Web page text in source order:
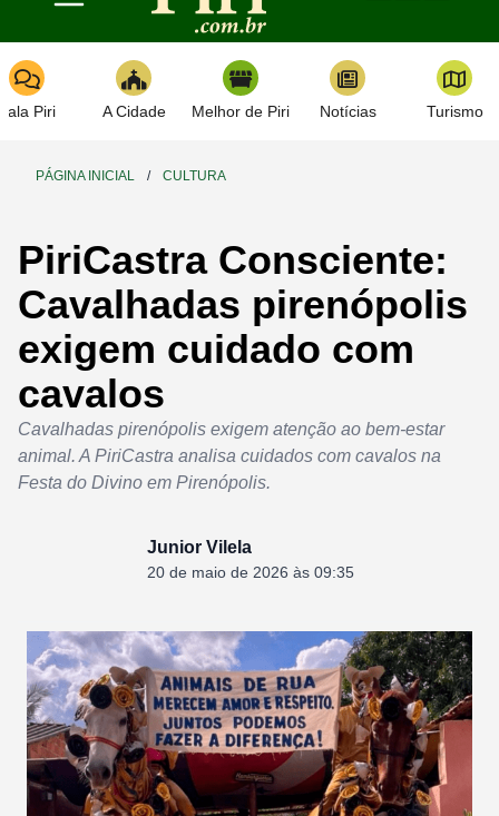
Toggle navigation
Piri A Cidade Melhor de Piri Notícias Turismo
PÁGINA INICIAL / CULTURA
PiriCastra Consciente:
Cavalhadas pirenópolis
exigem cuidado com
cavalos
Cavalhadas pirenópolis exigem atenção ao bem-estar
animal. A PiriCastra analisa cuidados com cavalos na
Festa do Divino em Pirenópolis.
Junior Vilela
20 de maio de 2026 às 09:35